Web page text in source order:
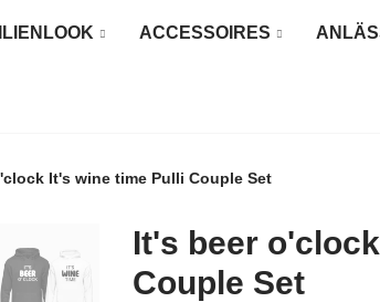
ACCESSOIRES
It's wine time Pulli Couple Set
It's beer
Couple Set